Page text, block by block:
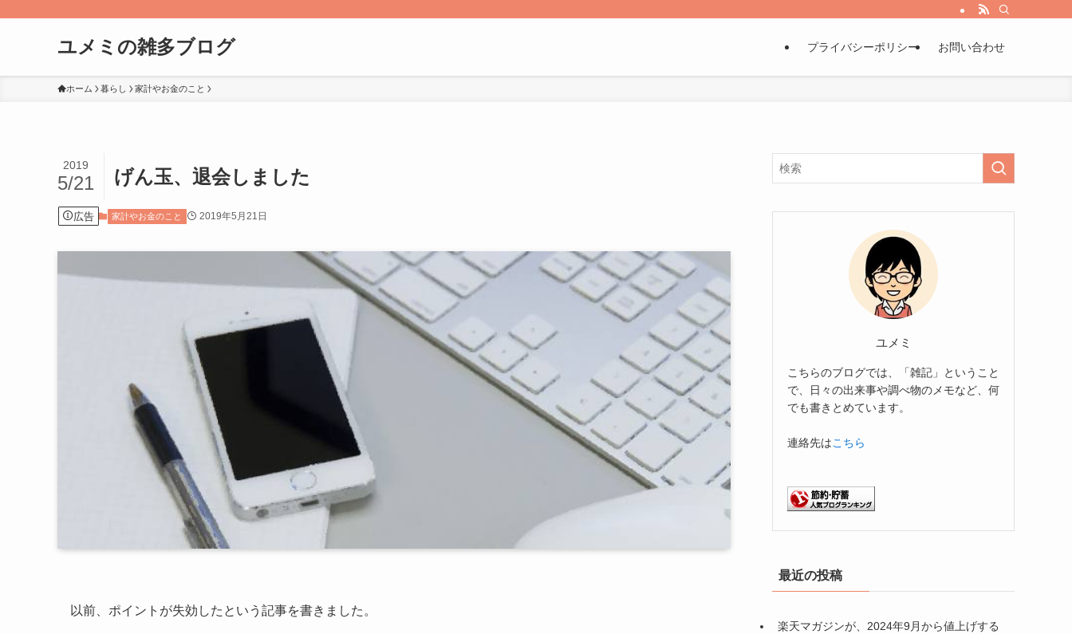
ユメミの雑多ブログ プライバシーポリシー お問い合わせ
ホーム 暮らし 家計やお金のこと
げん玉、退会しました
2019
5/21
広告 家計やお金のこと 2019年5月21日
以前、ポイントが失効したという記事を書きました。
ユメミ
こちらのブログでは、「雑記」ということ
で、日々の出来事や調べ物のメモなど、何
でも書きとめています。
連絡先はこちら
最近の投稿
楽天マガジンが、2024年9月から値上げする